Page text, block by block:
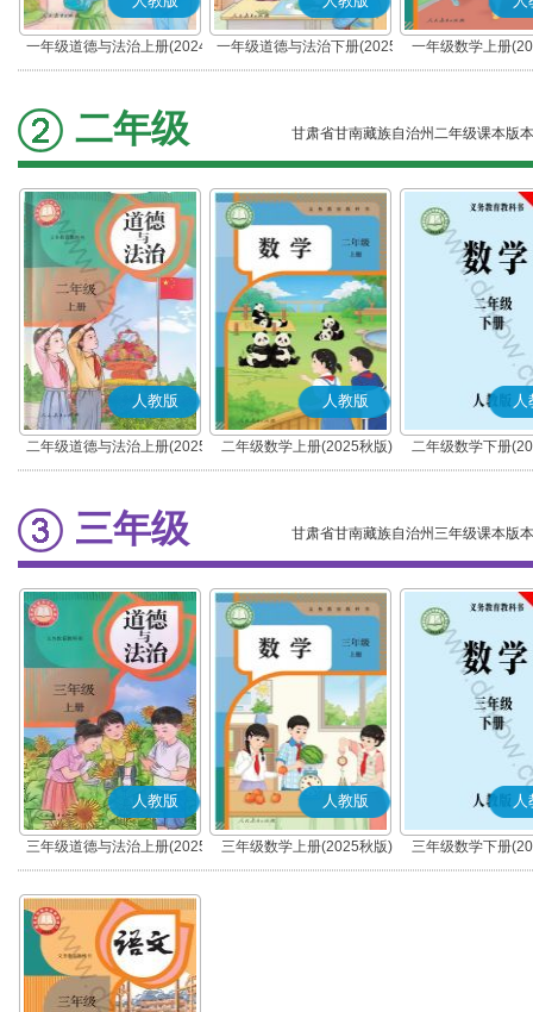
一年级道德与法治上册(2024
秋版)(部编版)
一年级道德与法治下册(2025
春版)(部编版)
一年级数学上册
二年级 甘肃省甘南藏族自治州二年级课本版本
人教版
二年级道德与法治上册(2025
秋版)(部编版)
人教版
二年级数学上册(2025秋版)
人
二年级数学下册
三年级 甘肃省甘南藏族自治州三年级课本版本
人教版
三年级道德与法治上册(2025
秋版)(部编版)
人教版
三年级数学上册(2025秋版)
人
三年级数学下册